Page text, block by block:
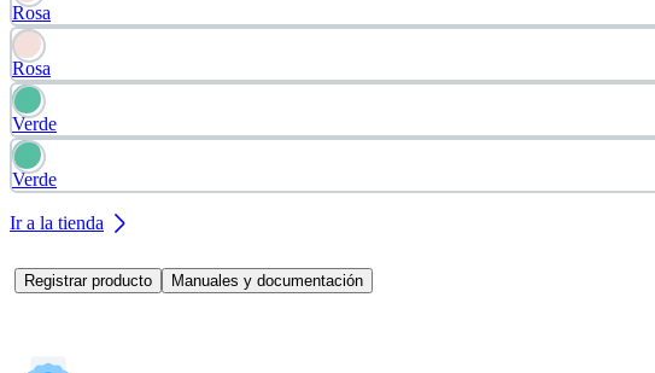
Rosa
Rosa
Verde
Verde
Ir a la tienda
Registrar producto Manuales y documentación